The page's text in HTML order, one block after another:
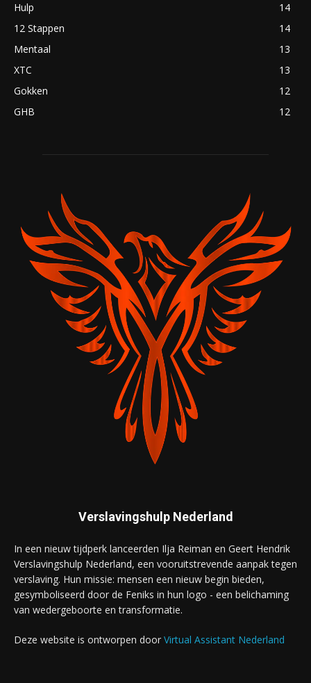
Hulp
14
12 Stappen
14
Mentaal
13
XTC
13
Gokken
12
GHB
12
Verslavingshulp Nederland
In een nieuw tijdperk lanceerden Ilja Reiman en Geert Hendrik
Verslavingshulp Nederland, een vooruitstrevende aanpak tegen
verslaving. Hun missie: mensen een nieuw begin bieden,
gesymboliseerd door de Feniks in hun logo - een belichaming
van wedergeboorte en transformatie.
Deze website is ontworpen door Virtual Assistant Nederland